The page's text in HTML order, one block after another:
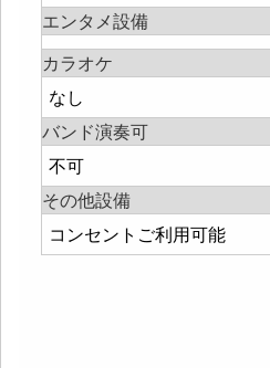
エンタメ設備
カラオケ
なし
バンド演奏可
不可
その他設備
コンセントご利用可能